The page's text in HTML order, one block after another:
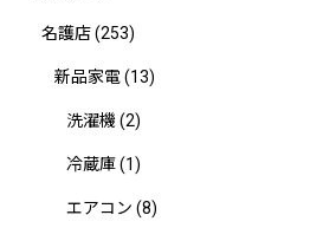
名護店(253)
新品家電(13)
洗濯機 (2)
冷蔵庫(1)
エアコン (8)